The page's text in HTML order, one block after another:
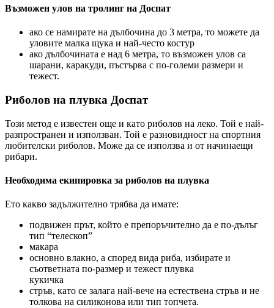
Възможен улов на тролинг на Доспат
ако се намирате на дълбочина до 3 метра, то можете да
уловите малка щука и най-често костур
ако дълбочината е над 6 метра, то възможен улов са
шарани, каракуди, пъстърва с по-големи размери и
тежест.
Риболов на плувка Доспат
Този метод е известен още и като риболов на леко. Той е най-
разпространен и използван. Той е разновидност на спортния
любителски риболов. Може да се използва и от начинаещи
рибари.
Необходима екипировка за риболов на плувка
Ето какво задължително трябва да имате:
подвижен прът, който е препоръчително да е по-дълъг
тип “телескоп”
макара
основно влакно, а според вида риба, избирате и
съответната по-размер и тежест плувка
кукичка
стръв, като се залага най-вече на естествена стръв и не
толкова на силиконова или тип топчета.